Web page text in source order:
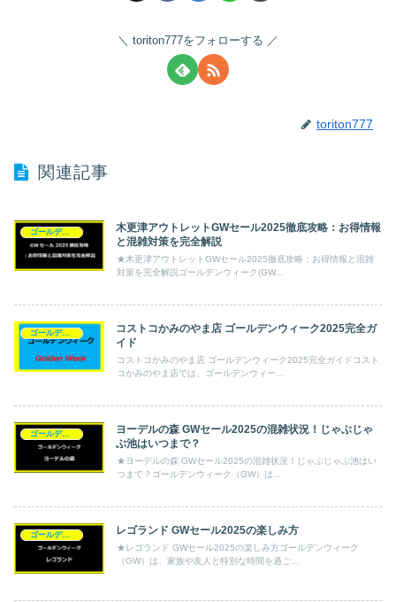
toriton777をフォローする
toriton777
関連記事
ゴールデンウィーク
木更津アウトレットGWセール2025徹底攻略：お得情報
と混雑対策を完全解説
★木更津アウトレットGWセール2025徹底攻略：お得情報と混雑
対策を完全解説ゴールデンウィーク(GW...
ゴールデンウィーク
コストコかみのやま店 ゴールデンウィーク2025完全ガ
イド
コストコかみのやま店 ゴールデンウィーク2025完全ガイドコスト
コかみのやま店では、ゴールデンウィー...
ゴールデンウィーク
ヨーデルの森 GWセール2025の混雑状況！じゃぶじゃ
ぶ池はいつまで？
★ヨーデルの森 GWセール2025の混雑状況！じゃぶじゃぶ池はい
つまで？ゴールデンウィーク（GW）は...
ゴールデンウィーク レゴランド GWセール2025の楽しみ方
★レゴランド GWセール2025の楽しみ方ゴールデンウィーク
（GW）は、家族や友人と特別な時間を過ご...